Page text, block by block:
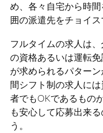
め、各々自宅から時
囲の派遣先をチョイス
フルタイムの求人は
の資格あるいは運転
が求められるパター
間シフト制の求人に
者でもOKであるもの
も安心して応募出来
う。